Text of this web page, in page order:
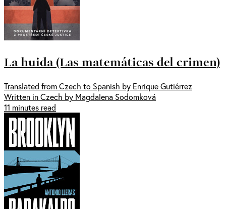
La huida (Las matemáticas del crimen)
Translated from Czech to Spanish by Enrique Gutiérrez
Written in Czech by Magdalena Sodomková
11 minutes read